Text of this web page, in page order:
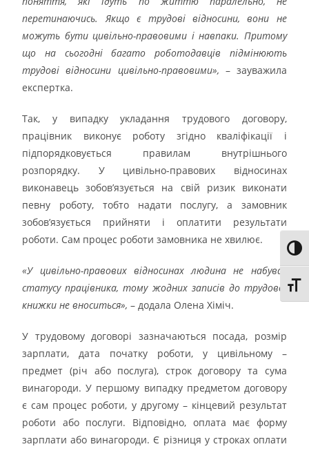
перетинаючись. Якщо є трудові відносини, вони не
можуть бути цивільно-правовими і навпаки. Притому
що на сьогодні багато роботодавців підмінюють
трудові відносини цивільно-правовими», – зауважила
експертка.
Так, у випадку укладання трудового договору,
працівник виконує роботу згідно кваліфікації і
підпорядковується правилам внутрішнього
розпорядку. У цивільно-правових відносинах
виконавець зобов’язується на свій ризик виконати
певну роботу, тобто надати послугу, а замовник
зобов’язується прийняти і оплатити результати
роботи. Сам процес роботи замовника не хвилює.
«У цивільно-правових відносинах людина не набуває
статусу працівника, тому жодних записів до трудової
книжки не вноситься», – додала Олена Хіміч.
У трудовому договорі зазначаються посада, розмір
зарплати, дата початку роботи, у цивільному –
предмет (річ або послуга), строк договору та сума
винагороди. У першому випадку предметом договору
є сам процес роботи, у другому – кінцевий результат
роботи або послуги. Відповідно, оплата має форму
зарплати або винагороди. Є різниця у строках оплати